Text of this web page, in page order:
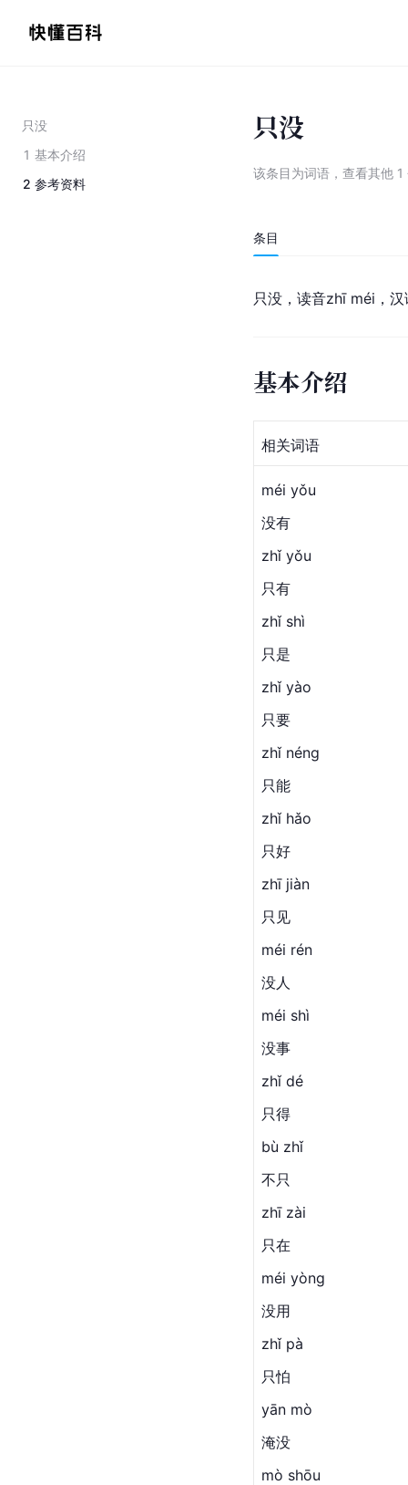
只没
1 基本介绍
2 参考资料
只没
该条目为词语 ， 查看其他 1
条目
只没，读音zhī méi，
基本介绍
相关词语
méi yǒu
没有
zhǐ yǒu
只有
zhǐ shì
只是
zhǐ yào
只要
zhǐ néng
只能
zhǐ hǎo
只好
zhī jiàn
只见
méi rén
没人
méi shì
没事
zhǐ dé
只得
bù zhǐ
不只
zhī zài
只在
méi yòng
没用
zhǐ pà
只怕
yān mò
淹没
mò shōu